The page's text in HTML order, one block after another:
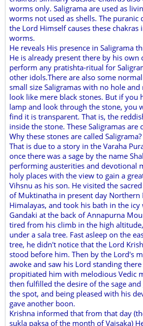
worms only. Saligrama are used as
worms not used as shells. The puranic
the Lord Himself causes these chakras
worms.
He reveals His presence in Saligrama
He is already present there by his own
perform any pratishta-ritual for
other idols.There are also some
small size Saligramas with no hole and
look like mere black stones. But if you
lamp and look through the stone, you
find it is transparent. That is, the
inside the stone. These Saligramas are
Why these stones are called Saligrama?
That is due to a story in the Varaha
once there was a sage by the name
performing austerities and devotional
holy places with the view to gain a
Vihsnu as his son. He visited the
of Muktinatha in present day Northern
Himalayas, and took his bath in the icy
Gandaki at the back of Annapurna
tired from his climb in the high
under a sala tree. Fast asleep on the
tree, he didn't notice that the Lord
stood before him. Then by the Lord's
awoke and saw his Lord standing
propitiated him with melodious Vedic
then fulfilled the desire of the sage
the spot, and being pleased with his
gave another boon.
Krishna informed that from that day
sukla paksa of the month of Vaisaka)